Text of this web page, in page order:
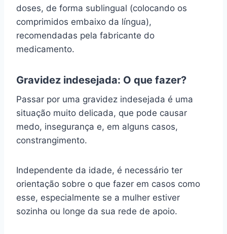
doses, de forma sublingual (colocando os
comprimidos embaixo da língua),
recomendadas pela fabricante do
medicamento.
Gravidez indesejada: O que fazer?
Passar por uma gravidez indesejada é uma
situação muito delicada, que pode causar
medo, insegurança e, em alguns casos,
constrangimento.
Independente da idade, é necessário ter
orientação sobre o que fazer em casos como
esse, especialmente se a mulher estiver
sozinha ou longe da sua rede de apoio.